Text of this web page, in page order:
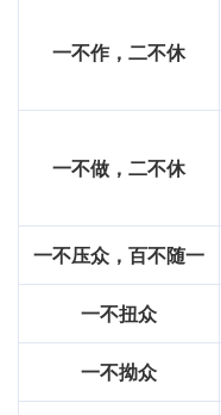
一不作，二不休
一不做，二不休
一不压众，百不随一
一不扭众
一不拗众